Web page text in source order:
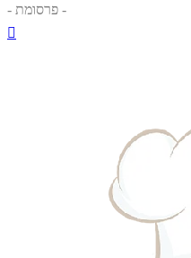
- פרסומת -
